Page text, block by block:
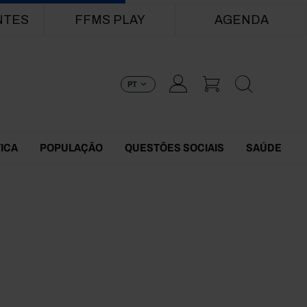
FFMS PLAY AGENDA
PT
POPULAÇÃO QUESTÕES SOCIAIS SAÚDE